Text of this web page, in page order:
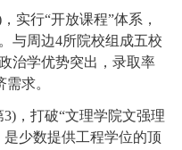
行“开放课程”体系，
与周边4所院校组成五校
治学优势突出，录取率
求。
，打破“文理学院文强理
少数提供工程学位的顶